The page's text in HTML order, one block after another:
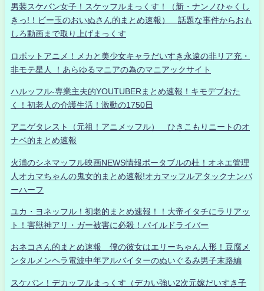
男装スケバン女子！スケッフルまっくす！（新・ナンノひゃくし
きっ!！ビー玉のおいぬさん的まとめ速報） 話題な事件からおも
しろ動画まで取り上げまっくす
ロボットアニメ！メカと美少女キャラだいすき永遠の非リア充・
非モテ星人 ！あらゆるマニアの為のマニアックサイト
ハルッフル-専業主夫的YOUTUBERまとめ速報！キモデブおた
く！初老人の介護生活！激動の1750日
アニゲタレスト（元祖！アニメッフル） ひきこもりニートのオ
ナベ的まとめ速報
火浦のシネマッフル映画NEWS情報ポータブルの杜！オネエ管理
人オカマちゃんの鬼女的まとめ速報!オカマッフルアタックナンバ
ーハーフ
ユカ・ヨネッフル！初老的まとめ速報！！大帝イタチにラリアッ
ト！害獣神アリ・ガー被害に必殺！パイルドライバー
おネコさん的まとめ速報 僕の彼女はエリーちゃん人形！豆腐メ
ンタルメンヘラ電波中年アルバイターのぬいぐるみ男子末路編
スケバン！デカッフルまっくす（デカい強い2次元嫁だいすき子